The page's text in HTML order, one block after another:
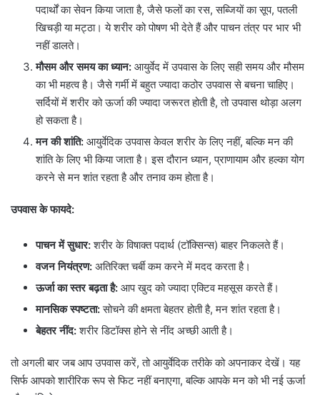
पदार्थों का सेवन किया जाता है, जैसे फलों का रस, सब्जियों का सूप, पतली
खिचड़ी या मट्ठा। ये शरीर को पोषण भी देते हैं और पाचन तंत्र पर भार भी
नहीं डालते।
मौसम और समय का ध्यान: आयुर्वेद में उपवास के लिए सही समय और मौसम
का भी महत्व है। जैसे गर्मी में बहुत ज्यादा कठोर उपवास से बचना चाहिए।
सर्दियों में शरीर को ऊर्जा की ज्यादा जरूरत होती है, तो उपवास थोड़ा अलग
हो सकता है।
मन की शांति: आयुर्वेदिक उपवास केवल शरीर के लिए नहीं, बल्कि मन की
शांति के लिए भी किया जाता है। इस दौरान ध्यान, प्राणायाम और हल्का योग
करने से मन शांत रहता है और तनाव कम होता है।
उपवास के फायदे:
पाचन में सुधार:शरीर के विषाक्त पदार्थ (टॉक्सिन्स) बाहर निकलते हैं।
वजन नियंत्रण: अतिरिक्त चर्बी कम करने में मदद करता है।
ऊर्जा का स्तर बढ़ता है: आप खुद को ज्यादा एक्टिव महसूस करते हैं।
मानसिक स्पष्टता:सोचने की क्षमता बेहतर होती है, मन शांत रहता है।
बेहतर नींद:शरीर डिटॉक्स होने से नींद अच्छी आती है।
तो अगली बार जब आप उपवास करें, तो आयुर्वेदिक तरीके को अपनाकर देखें। यह
सिर्फ आपको शारीरिक रूप से फिट नहीं बनाएगा, बल्कि आपके मन को भी नई ऊर्जा